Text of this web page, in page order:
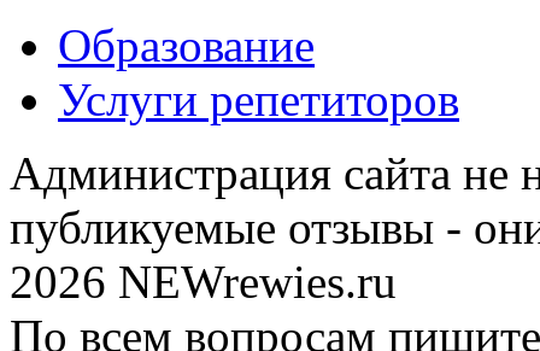
Образование
Услуги репетиторов
Администрация сайта не
публикуемые отзывы -
2026 NEWrewies.ru
По всем вопросам